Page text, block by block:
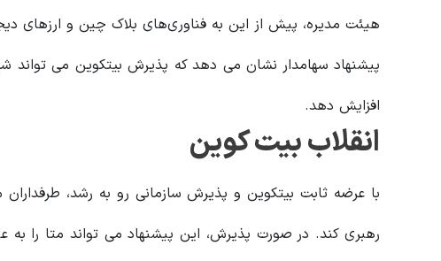
هیئت مدیره، پیش از این به فناوری‌های بلاک چین و ارزهای
پیشنهاد سهامدار نشان می دهد که پذیرش بیتکوین می تواند
افزایش دهد.
انقلاب بیت کوین
با عرضه ثابت بیتکوین و پذیرش سازمانی رو به رشد،
رهبری کند. در صورت پذیرش، این پیشنهاد می تواند متا را به